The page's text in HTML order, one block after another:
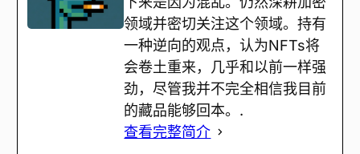
领域并密切关注这个领域。持有
一种逆向的观点，认为NFTs将
会卷土重来，几乎和以前一样强
劲，尽管我并不完全相信我目前
的藏品能够回本。.
查看完整简介